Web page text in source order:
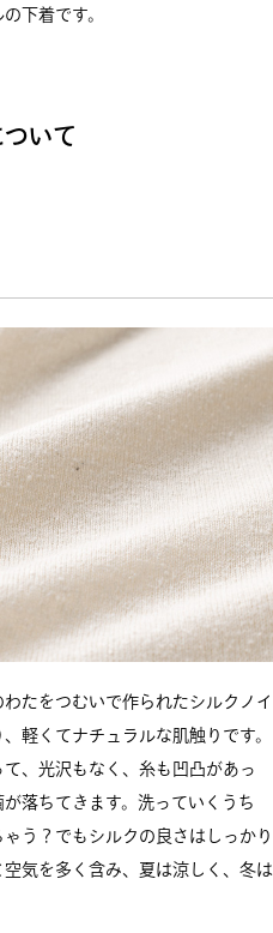
下着です。
いて
たをつむいで作られたシルクノイ
軽くてナチュラルな肌触りです。
、光沢もなく、糸も凹凸があっ
落ちてきます。洗っていくうち
う？でもシルクの良さはしっかり
気を多く含み、夏は涼しく、冬は